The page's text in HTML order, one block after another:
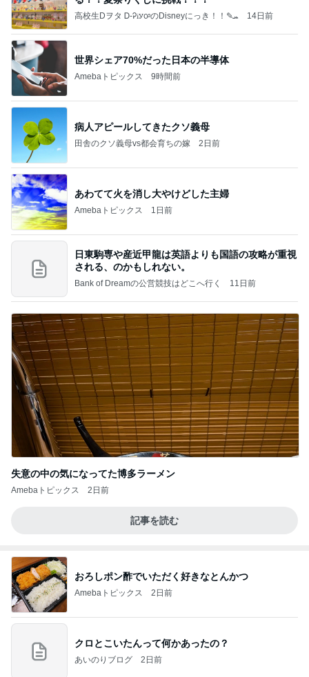
高校生Dヲタ Ꭰ-ᎮꭵꭹꭴのDisneyにっき！！✎ܚ 14日前
世界シェア70%だった日本の半導体
Amebaトピックス 9時間前
病人アピールしてきたクソ義母
田舎のクソ義母vs都会育ちの嫁 2日前
あわてて火を消し大やけどした主婦
Amebaトピックス 1日前
日東駒専や産近甲龍は英語よりも国語の攻略が重視
される、のかもしれない。
Bank of Dreamの公営競技はどこへ行く 11日前
失意の中の気になってた博多ラーメン
Amebaトピックス 2日前
記事を読む
おろしポン酢でいただく好きなとんかつ
Amebaトピックス 2日前
クロとこいたんって何かあったの？
あいのりブログ 2日前